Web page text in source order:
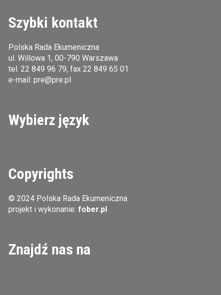
Szybki kontakt
Polska Rada Ekumeniczna
ul. Willowa 1, 00-790 Warszawa
tel. 22 849 96 79, fax 22 849 65 01
e-mail: pre@pre.pl
Wybierz język
Copyrights
© 2024 Polska Rada Ekumeniczna
projekt i wykonanie: fober.pl
Znajdź nas na